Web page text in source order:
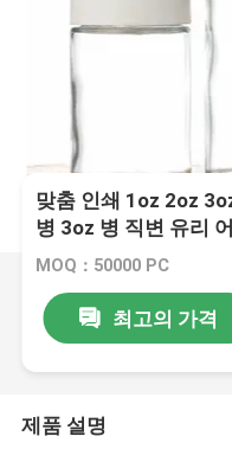
맞춤 인쇄 1oz 2oz
병 3oz 병 직변 유리
MOQ：50000 PC
최고의 가격
제품 설명